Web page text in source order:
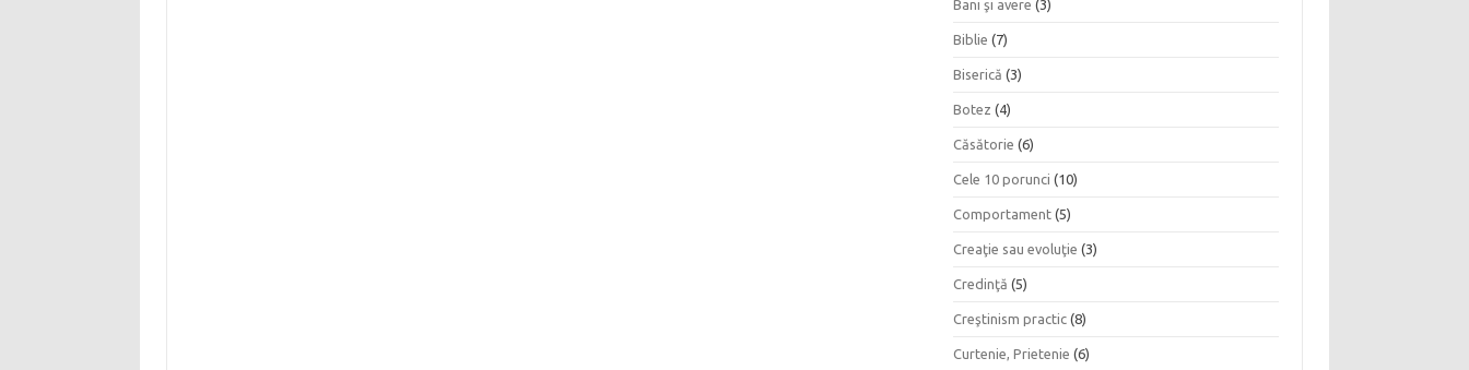
Bani şi avere (3)
Biblie (7)
Biserică (3)
Botez (4)
Căsătorie (6)
Cele 10 porunci (10)
Comportament (5)
Creaţie sau evoluţie (3)
Credinţă (5)
Creştinism practic (8)
Curtenie, Prietenie (6)